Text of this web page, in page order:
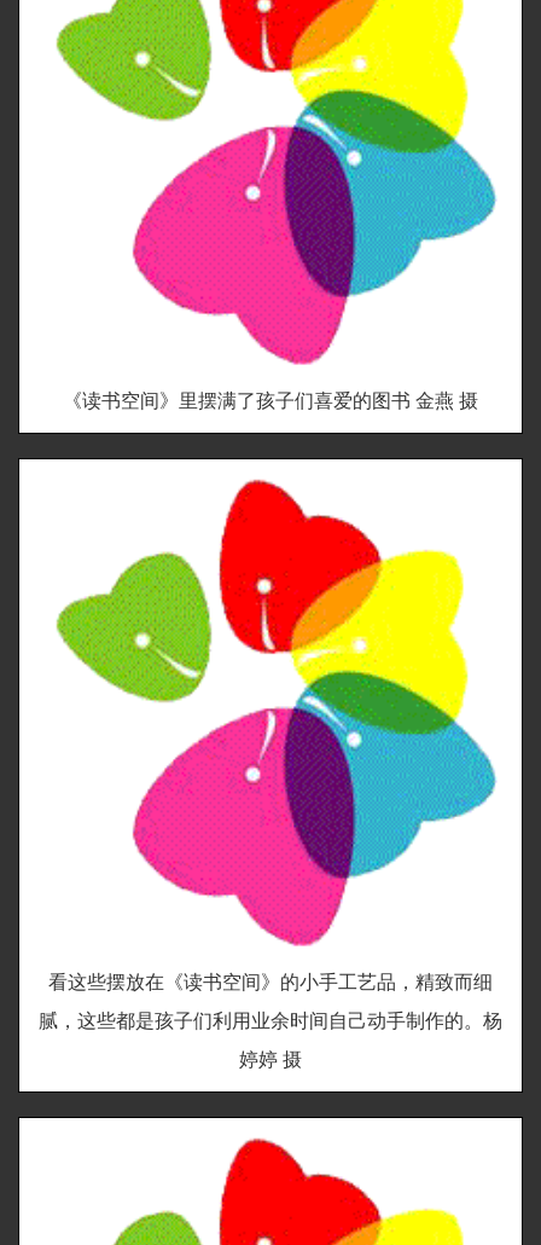
《读书空间》里摆满了孩子们喜爱的图书 金燕 摄
看这些摆放在《读书空间》的小手工艺品，精致而细
腻，这些都是孩子们利用业余时间自己动手制作的。杨
婷婷 摄